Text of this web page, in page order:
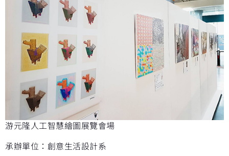
游元隆人工智慧繪圖展覽會場
承辦單位：創意生活設計系